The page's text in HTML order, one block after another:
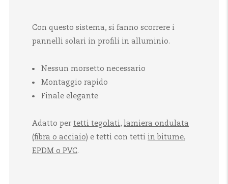
Con questo sistema, si fanno scorrere i
pannelli solari in profili in alluminio.
Nessun morsetto necessario
Montaggio rapido
Finale elegante
Adatto per tetti tegolati, lamiera ondulata
(fibra o acciaio) e tetti con tetti in bitume,
EPDM o PVC.